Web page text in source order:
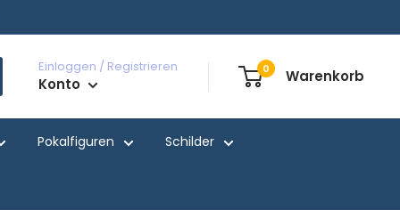
Einloggen / Registrieren
Konto
0 Warenkorb
Pokalfiguren Schilder